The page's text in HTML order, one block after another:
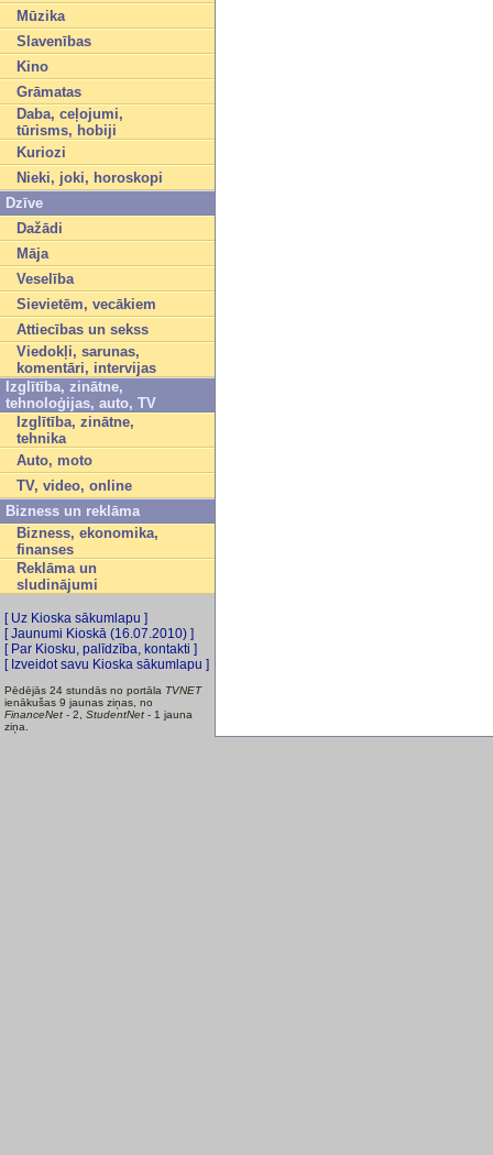
Mūzika
Slavenības
Kino
Grāmatas
Daba, ceļojumi,
tūrisms, hobiji
Kuriozi
Nieki, joki, horoskopi
Dzīve
Dažādi
Māja
Veselība
Sievietēm, vecākiem
Attiecības un sekss
Viedokļi, sarunas,
komentāri, intervijas
Izglītība, zinātne,
tehnoloģijas, auto, TV
Izglītība, zinātne,
tehnika
Auto, moto
TV, video, online
Bizness un reklāma
Bizness, ekonomika,
finanses
Reklāma un
sludinājumi
[ Uz Kioska sākumlapu ]
[ Jaunumi Kioskā (16.07.2010) ]
[ Par Kiosku, palīdzība, kontakti ]
[ Izveidot savu Kioska sākumlapu ]
Pēdējās 24 stundās no portāla TVNET
ienākušas 9 jaunas ziņas, no
FinanceNet - 2, StudentNet - 1 jauna
ziņa.